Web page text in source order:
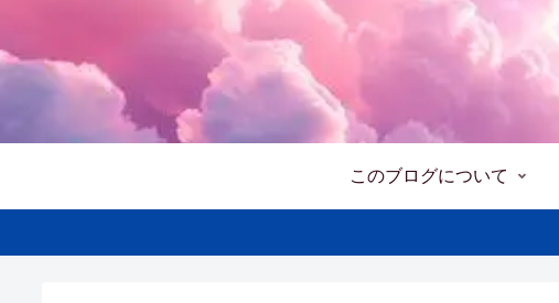
このブログについて